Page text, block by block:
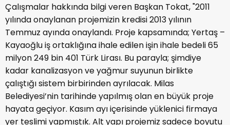
Çalışmalar hakkında bilgi veren Başkan Tokat, "2011
yılında onaylanan projemizin kredisi 2013 yılının
Temmuz ayında onaylandı. Proje kapsamında; Yertaş –
Kayaoğlu iş ortaklığına ihale edilen işin ihale bedeli 65
milyon 249 bin 401 Türk Lirası. Bu parayla; şimdiye
kadar kanalizasyon ve yağmur suyunun birlikte
çalıştığı sistem birbirinden ayrılacak. Milas
Belediyesi’nin tarihinde yapılmış olan en büyük proje
hayata geçiyor. Kasım ayı içerisinde yüklenici firmaya
yer teslimi yapmıştık. Alt yapı projemiz sadece boyutu